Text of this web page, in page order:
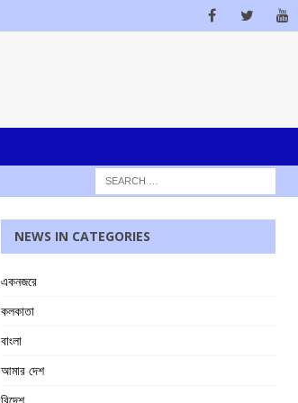
NEWS IN CATEGORIES
একনজরে
কলকাতা
বাংলা
আমার দেশ